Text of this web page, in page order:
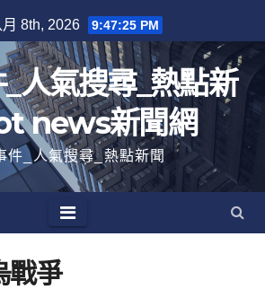
8th, 2026 9:47:26 PM
人氣搜尋_熱點新
news新聞網
件_人氣搜尋_熱點新聞
戰爭